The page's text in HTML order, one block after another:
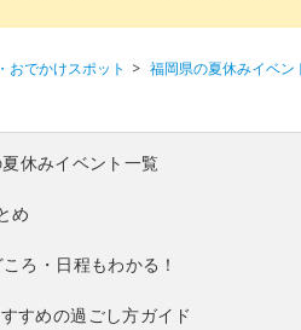
おでかけスポット 福岡県の夏休みイベン
休みイベント一覧
め
ろ・日程もわかる！
すめの過ごし方ガイド